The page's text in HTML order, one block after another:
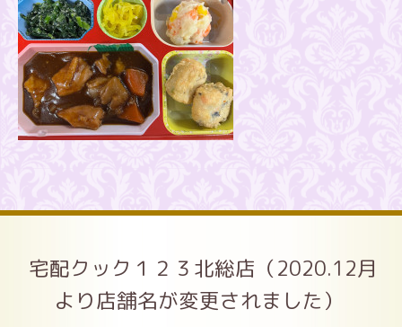
宅配クック１２３北総店（2020.12月
より店舗名が変更されました）